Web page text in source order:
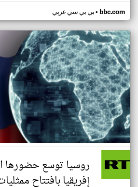
بي بي سي عربي• bbc.com
روسيا توسع حضورها